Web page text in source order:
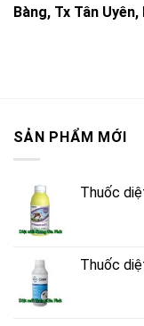
Bàng, Tx Tân
SẢN PHẨM MỚI
Thuốc
Thuốc